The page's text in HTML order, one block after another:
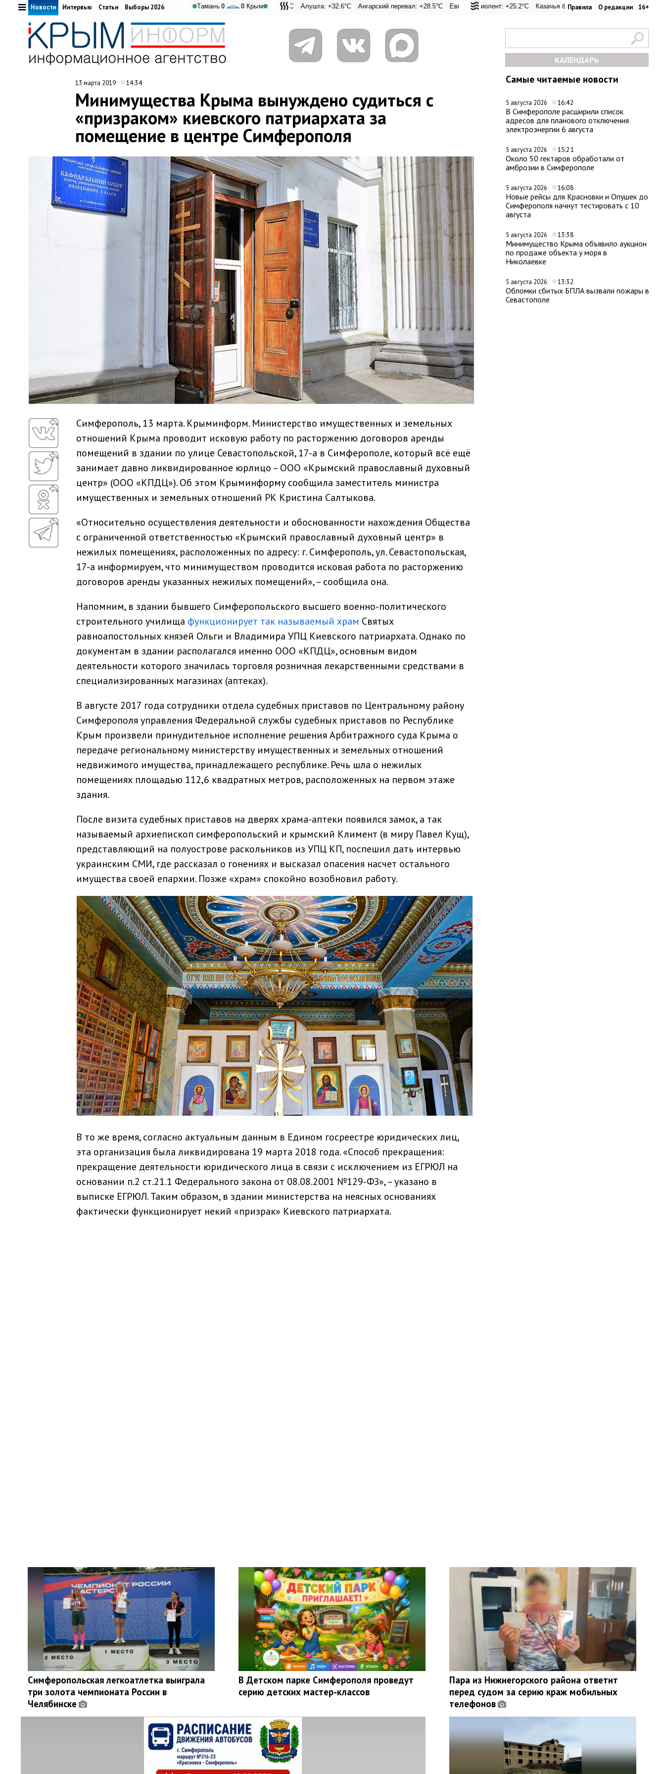
Правила О редакции 16+
Адмиральская Лагуна: +24.6°C Фиолент: +25.2°C Казачья бухта: +25.2°C Херсонес: +24.7°C
Ай-Петри: +22.6°C Алушта: +32.6°C Ангарский перевал: +28.5°C Евпатория: +32.8°C Керчь: +31.8°C Никитский сад: +31.4°C Симферополь:
Тамань 0 0 Крым
Новости Интервью Статьи Выборы 2026
КАЛЕНДАРЬ
Самые читаемые новости
5 августа 2026 16:42
В Симферополе расширили список
адресов для планового отключения
электроэнергии 6 августа
5 августа 2026 15:21
Около 50 гектаров обработали от
амброзии в Симферополе
5 августа 2026 16:08
Новые рейсы для Красновки и Опушек до
Симферополя начнут тестировать с 10
августа
5 августа 2026 13:38
Минимущество Крыма объявило аукцион
по продаже объекта у моря в
Николаевке
5 августа 2026 13:32
Обломки сбитых БПЛА вызвали пожары в
Севастополе
13 марта 2019 14:34
Минимущества Крыма вынуждено судиться с
«призраком» киевского патриархата за
помещение в центре Симферополя
Симферополь, 13 марта. Крыминформ. Министерство имущественных и земельных
отношений Крыма проводит исковую работу по расторжению договоров аренды
помещений в здании по улице Севастопольской, 17-а в Симферополе, который всё ещё
занимает давно ликвидированное юрлицо – ООО «Крымский православный духовный
центр» (ООО «КПДЦ»). Об этом Крыминформу сообщила заместитель министра
имущественных и земельных отношений РК Кристина Салтыкова.
«Относительно осуществления деятельности и обоснованности нахождения Общества
с ограниченной ответственностью «Крымский православный духовный центр» в
нежилых помещениях, расположенных по адресу: г. Симферополь, ул. Севастопольская,
17-а информируем, что минимуществом проводится исковая работа по расторжению
договоров аренды указанных нежилых помещений», – сообщила она.
Напомним, в здании бывшего Симферопольского высшего военно-политического
строительного училища функционирует так называемый храм Святых
равноапостольных князей Ольги и Владимира УПЦ Киевского патриархата. Однако по
документам в здании располагался именно ООО «КПДЦ», основным видом
деятельности которого значилась торговля розничная лекарственными средствами в
специализированных магазинах (аптеках).
В августе 2017 года сотрудники отдела судебных приставов по Центральному району
Симферополя управления Федеральной службы судебных приставов по Республике
Крым произвели принудительное исполнение решения Арбитражного суда Крыма о
передаче региональному министерству имущественных и земельных отношений
недвижимого имущества, принадлежащего республике. Речь шла о нежилых
помещениях площадью 112,6 квадратных метров, расположенных на первом этаже
здания.
После визита судебных приставов на дверях храма-аптеки появился замок, а так
называемый архиепископ симферопольский и крымский Климент (в миру Павел Кущ),
представляющий на полуострове раскольников из УПЦ КП, поспешил дать интервью
украинским СМИ, где рассказал о гонениях и высказал опасения насчет остального
имущества своей епархии. Позже «храм» спокойно возобновил работу.
В то же время, согласно актуальным данным в Едином госреестре юридических лиц,
эта организация была ликвидирована 19 марта 2018 года. «Способ прекращения:
прекращение деятельности юридического лица в связи с исключением из ЕГРЮЛ на
основании п.2 ст.21.1 Федерального закона от 08.08.2001 №129-ФЗ», – указано в
выписке ЕГРЮЛ. Таким образом, в здании министерства на неясных основаниях
фактически функционирует некий «призрак» Киевского патриархата.
Симферопольская легкоатлетка выиграла
три золота чемпионата России в
Челябинске
В Детском парке Симферополя проведут
серию детских мастер-классов
Пара из Нижнегорского района ответит
перед судом за серию краж мобильных
телефонов